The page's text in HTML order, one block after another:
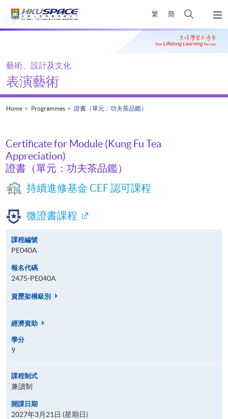
繁 簡
Open
search
panel
Main
藝術、設計及文化
表演藝術
Home Programmes 證書（單元：功夫茶品鑑）
Certificate for Module (Kung Fu Tea
Appreciation)
證書（單元：功夫茶品鑑）
持續進修基金 CEF 認可課程
微證書課程
課程編號
PE040A
報名代碼
2475-PE040A
資歷架構級別
經濟資助
學分
9
課程制式
兼讀制
開課日期
2027年3月21日 (星期日)